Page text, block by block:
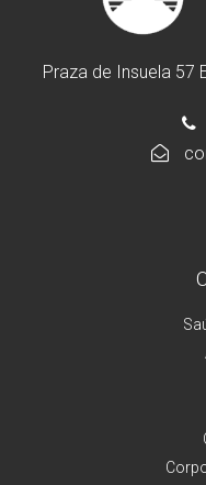
Praza de Insuela 57